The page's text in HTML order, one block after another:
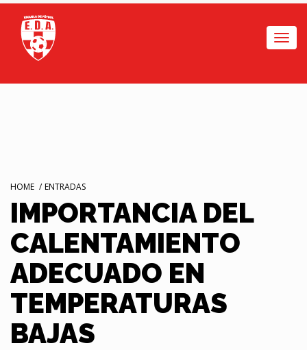
HOME / ENTRADAS
IMPORTANCIA DEL
CALENTAMIENTO
ADECUADO EN
TEMPERATURAS
BAJAS